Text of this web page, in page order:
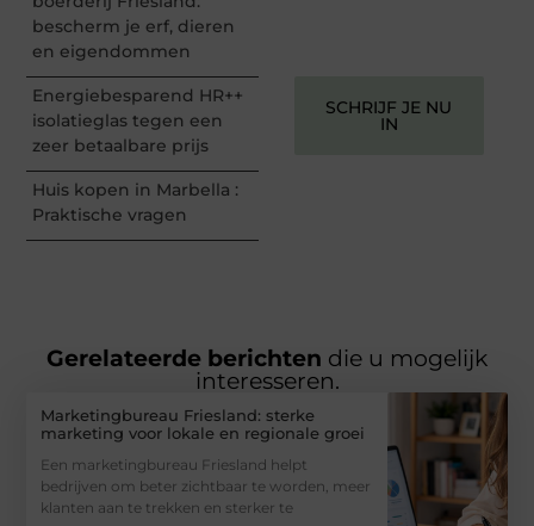
bescherm je erf, dieren
en eigendommen
Energiebesparend HR++
isolatieglas tegen een
zeer betaalbare prijs
Huis kopen in Marbella :
Praktische vragen
SCHRIJF JE NU
IN
Gerelateerde berichten die u mogelijk
interesseren.
Marketingbureau Friesland: sterke
marketing voor lokale en regionale groei
Een marketingbureau Friesland helpt
bedrijven om beter zichtbaar te worden, meer
klanten aan te trekken en sterker te